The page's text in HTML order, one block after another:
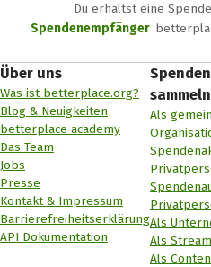
Du erhältst eine
Spendenempfänger
Über uns
Was ist betterplace.org?
Blog & Neuigkeiten
betterplace academy
Das Team
Jobs
Presse
Kontakt & Impressum
Barrierefreiheitserklärung
API Dokumentation
Spenden
sammeln
Als
Als
Als
Als